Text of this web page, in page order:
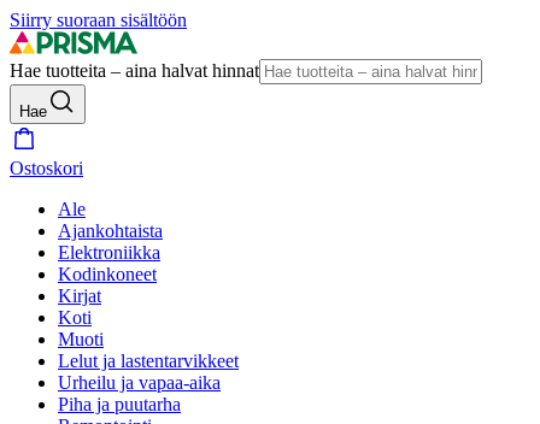
Siirry suoraan sisältöön
Hae tuotteita – aina halvat hinnat
Hae
Ostoskori
Ale
Ajankohtaista
Elektroniikka
Kodinkoneet
Kirjat
Koti
Muoti
Lelut ja lastentarvikkeet
Urheilu ja vapaa-aika
Piha ja puutarha